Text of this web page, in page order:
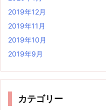
2019年12月
2019年11月
2019年10月
2019年9月
カテゴリー